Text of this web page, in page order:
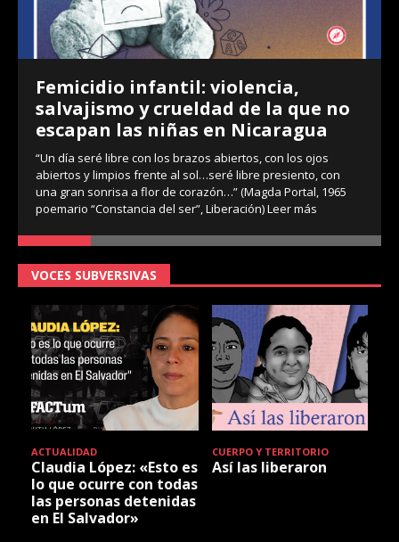
Femicidio infantil: violencia,
salvajismo y crueldad de la que no
escapan las niñas en Nicaragua
“Un día seré libre con los brazos abiertos, con los ojos
abiertos y limpios frente al sol…seré libre presiento, con
una gran sonrisa a flor de corazón…” (Magda Portal, 1965
poemario “Constancia del ser”, Liberación)Leer más
VOCES SUBVERSIVAS
ACTUALIDAD
Claudia López: «Esto es
lo que ocurre con todas
las personas detenidas
en El Salvador»
CUERPO Y TERRITORIO
Así las liberaron